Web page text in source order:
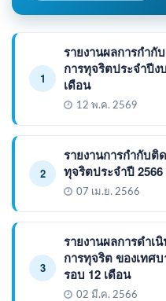
1
รายงานผลการกำกั
การทุจริตประจำปี
เดือน
12 พ.ค. 2569
2
รายงานการกำกับติ
ทุจริตประจำปี
07 เม.ย. 2566
3
รายงานผลการดำ
การทุจริต ของเทศ
รอบ 12 เดือน
02 มี.ค. 2566